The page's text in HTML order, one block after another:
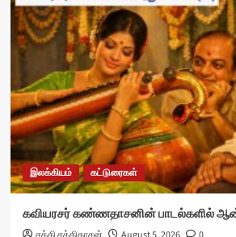
இலக்கியம் கட்டுரைகள்
கவியரசர் கண்ணதாசனின் பாடல்களில்